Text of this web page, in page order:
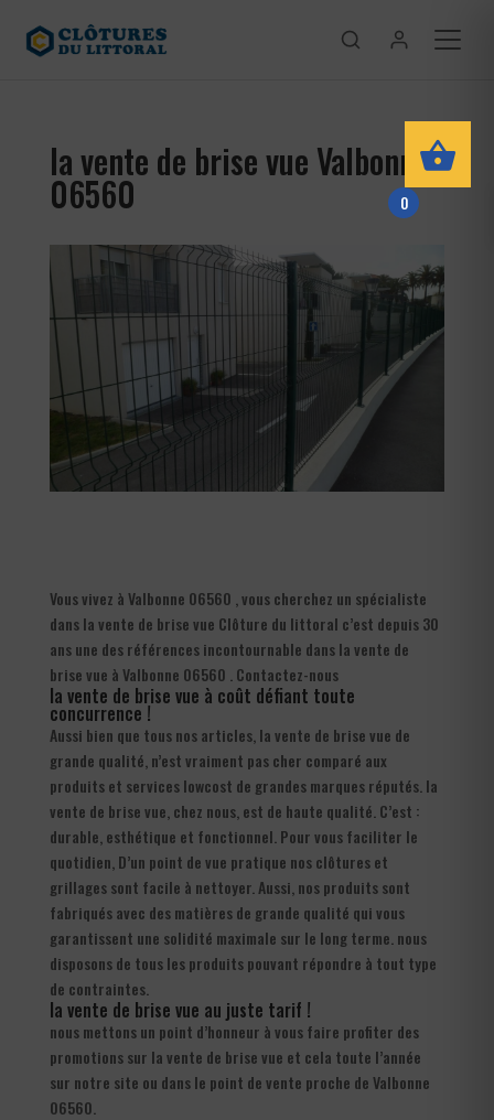
la vente de brise vue Valbonne
06560
Vous vivez à Valbonne 06560 , vous cherchez un spécialiste
dans la vente de brise vue Clôture du littoral c’est depuis 30
ans une des références incontournable dans la vente de
brise vue à Valbonne 06560 . Contactez-nous
la vente de brise vue à coût défiant toute
concurrence !
Aussi bien que tous nos articles, la vente de brise vue de
grande qualité, n’est vraiment pas cher comparé aux
produits et services lowcost de grandes marques réputés. la
vente de brise vue, chez nous, est de haute qualité. C’est :
durable, esthétique et fonctionnel. Pour vous faciliter le
quotidien, D’un point de vue pratique nos clôtures et
grillages sont facile à nettoyer. Aussi, nos produits sont
fabriqués avec des matières de grande qualité qui vous
garantissent une solidité maximale sur le long terme. nous
disposons de tous les produits pouvant répondre à tout type
de contraintes.
la vente de brise vue au juste tarif !
nous mettons un point d’honneur à vous faire profiter des
promotions sur la vente de brise vue et cela toute l’année
sur notre site ou dans le point de vente proche de Valbonne
06560.
0